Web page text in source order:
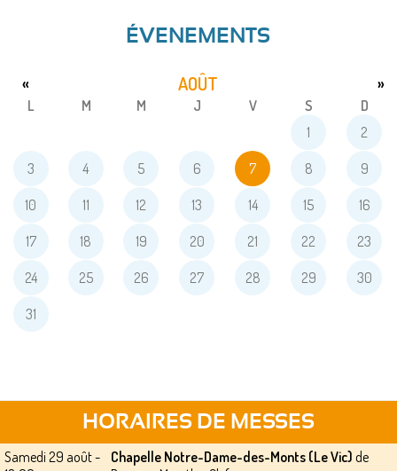
ÉVENEMENTS
AOÛT
« »
L M M J V S
D
1
2
3 4 5 6 7 8 9
10 11 12 13 14 15 16
17 18 19 20 21 22 23
24 25 26 27 28 29 30
31
HORAIRES DE MESSES
Samedi 29 août -
Chapelle Notre-Dame-des-Monts (Le Vic) de